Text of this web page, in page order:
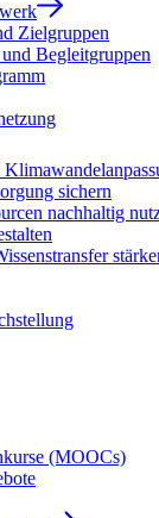
Zielgruppen
Begleitgruppen
sichern
nachhaltig
(MOOCs)